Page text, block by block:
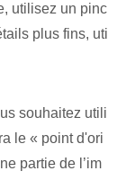
utilisez un pinc
plus fins, uti
souhaitez utili
le « point d'ori
partie de l’im